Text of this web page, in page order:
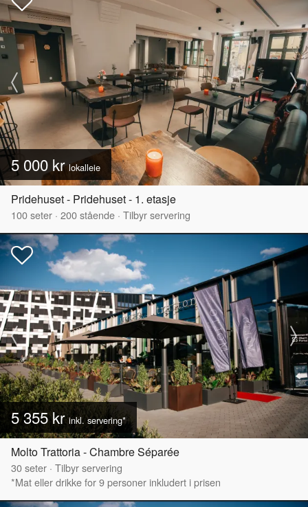
5 000 krlokalleie
Pridehuset - Pridehuset - 1. etasje
100seter · 200stående · Tilbyr servering
5 355 krinkl. servering*
Molto Trattoria - Chambre Séparée
30seter · Tilbyr servering
*Mat eller drikke for 9 personer inkludert i prisen